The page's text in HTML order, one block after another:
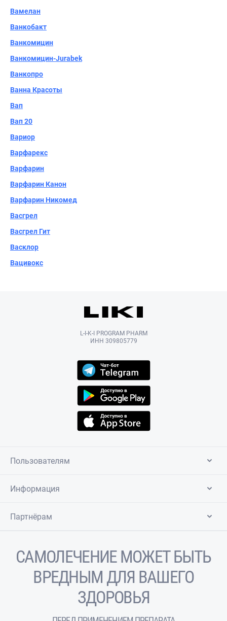
Вамелан
Ванкобакт
Ванкомицин
Ванкомицин-Jurabek
Ванкопро
Ванна Красоты
Вап
Вап 20
Вариор
Варфарекс
Варфарин
Варфарин Канон
Варфарин Никомед
Васгрел
Васгрел Гит
Васклор
Вацивокс
L-I-K-I PROGRAM PHARM
ИНН 309805779
Пользователям
Информация
Партнёрам
САМОЛЕЧЕНИЕ МОЖЕТ БЫТЬ
ВРЕДНЫМ ДЛЯ ВАШЕГО
ЗДОРОВЬЯ